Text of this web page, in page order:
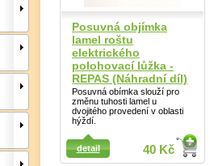
Posuvná objímka
lamel roštu
elektrického
polohovací lůžka -
REPAS (Náhradní díl)
Posuvná obímka slouží pro
změnu tuhosti lamel u
dvojitého provedení v oblasti
hýždí.
40 Kč
detail
Detail